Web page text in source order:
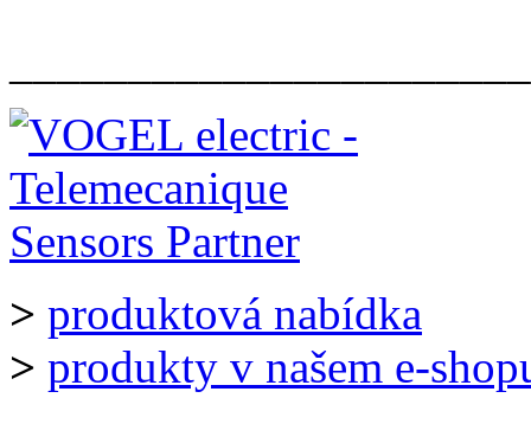
> produktová nabídka
> produkty v našem e-